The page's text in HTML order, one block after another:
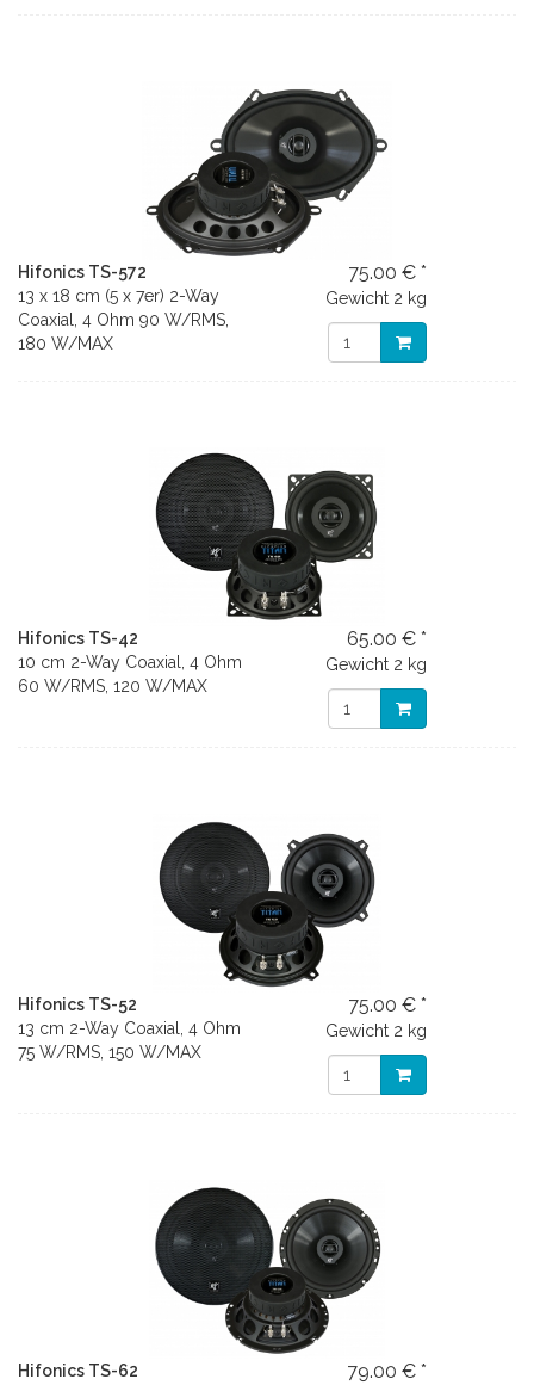
Hifonics TS-572
13 x 18 cm (5 x 7er) 2-Way
Coaxial, 4 Ohm 90 W/RMS,
180 W/MAX
75.00 € *
Gewicht 2 kg
Hifonics TS-42
10 cm 2-Way Coaxial, 4 Ohm
60 W/RMS, 120 W/MAX
65.00 € *
Gewicht 2 kg
Hifonics TS-52
13 cm 2-Way Coaxial, 4 Ohm
75 W/RMS, 150 W/MAX
75.00 € *
Gewicht 2 kg
Hifonics TS-62 79.00 € *